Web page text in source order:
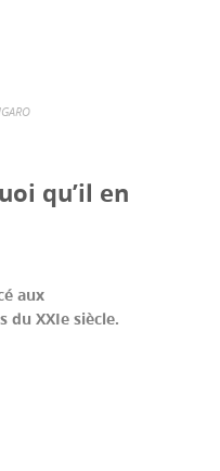
qu’il en
aux
du XXIe siècle.